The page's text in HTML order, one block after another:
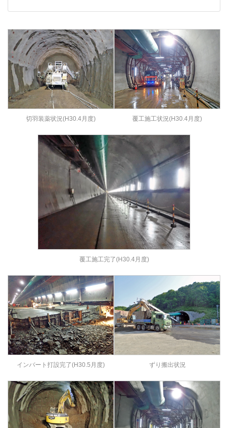
切羽装薬状況(H30.4月度) 覆工施工状況(H30.4月度)
覆工施工完了(H30.4月度)
インバート打設完了(H30.5月度) ずり搬出状況